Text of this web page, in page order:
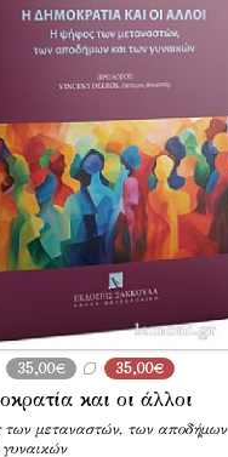
35,00€ 35,00€
και οι άλλοι
των μεταναστών, των αποδήμων